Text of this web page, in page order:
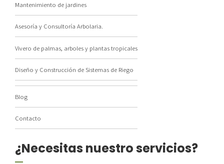
SUBMIT
Mantenimiento de jardines
Asesoría y Consultoría Arbolaria.
Vivero de palmas, arboles y plantas tropicales
Diseño y Construcción de Sistemas de Riego
Blog
Contacto
¿Necesitas nuestro servicios?